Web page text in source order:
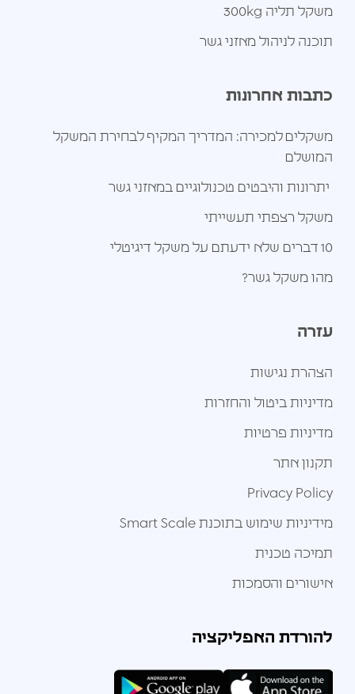
משקל תליה 300kg
תוכנה לניהול מאזני גשר
כתבות אחרונות
משקלים למכירה: המדריך המקיף לבחירת המשקל
המושלם
יתרונות והיבטים טכנולוגיים במאזני גשר
משקל רצפתי תעשייתי
10 דברים שלא ידעתם על משקל דיגיטלי
מהו משקל גשר?
עזרה
הצהרת נגישות
מדיניות ביטול והחזרות
מדיניות פרטיות
תקנון אתר
Privacy Policy
מידיניות שימוש בתוכנת Smart Scale
תמיכה טכנית
אישורים והסמכות
להורדת האפליקציה